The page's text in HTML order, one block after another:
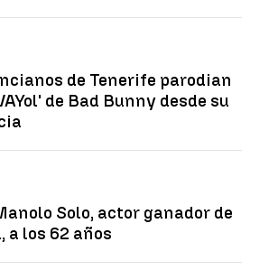
de Tenerife parodian
de Bad Bunny desde su
Solo, actor ganador de
a los 62 años